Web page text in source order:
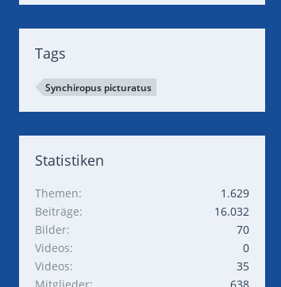
Tags
Synchiropus picturatus
Statistiken
Themen
1.629
Beiträge
16.032
Bilder
70
Videos
0
Videos
35